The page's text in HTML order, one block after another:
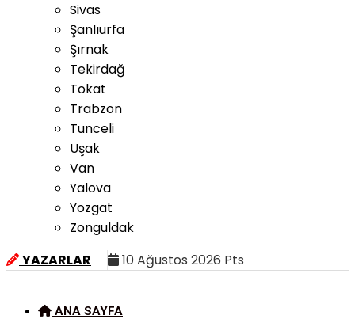
Sivas
Şanlıurfa
Şırnak
Tekirdağ
Tokat
Trabzon
Tunceli
Uşak
Van
Yalova
Yozgat
Zonguldak
YAZARLAR
10 Ağustos 2026 Pts
ANA SAYFA